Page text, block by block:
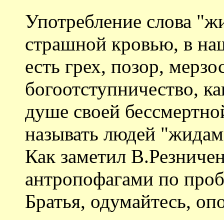
Употребление слова
страшной кровью, в
есть грех, позор,
богоотступничество,
душе своей
называть людей
Как заметил
антропофагами по
Братья, одумайтесь,